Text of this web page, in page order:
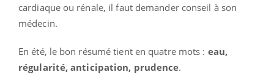
cardiaque ou rénale, il faut demander conseil à son
médecin.
En été, le bon résumé tient en quatre mots : eau,
régularité, anticipation, prudence.